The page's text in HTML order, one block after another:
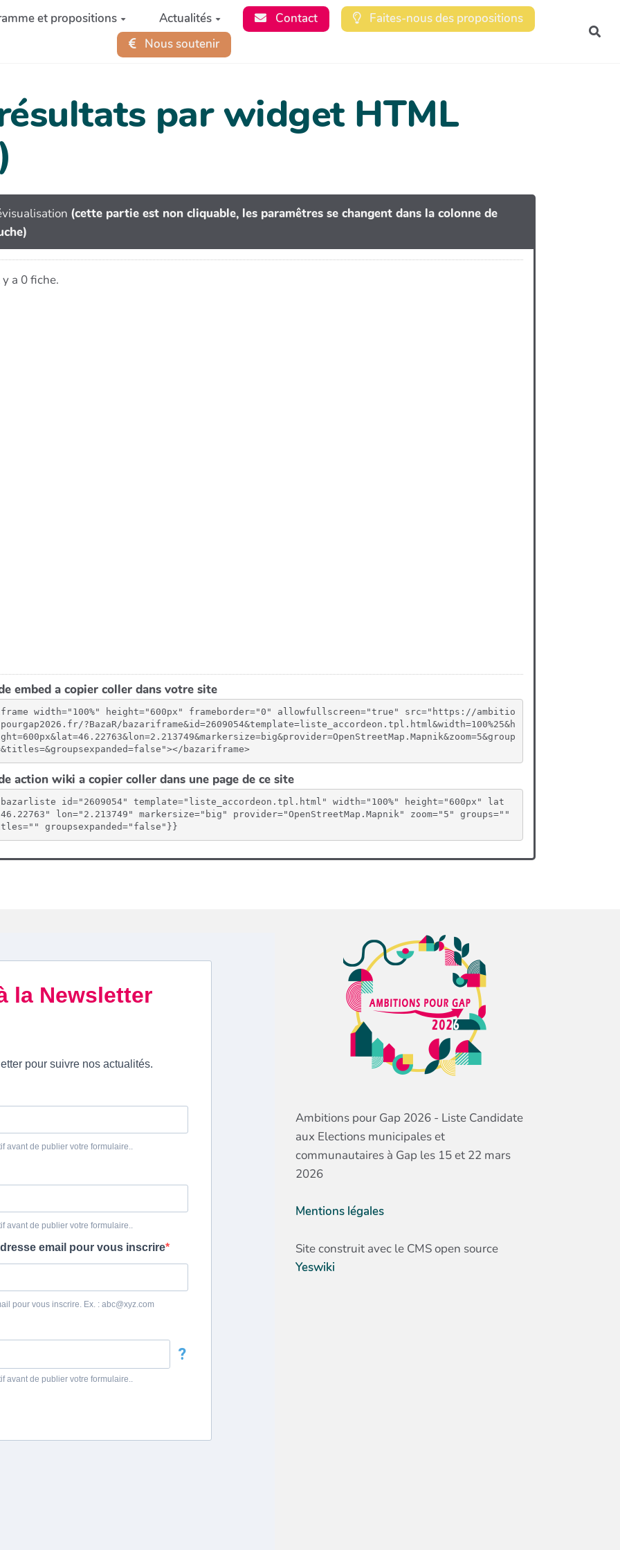
et propositions Actualités Contact
Faites-nous des propositions
Nous soutenir
par widget HTML
(cette partie est non cliquable, les paramêtres se changent dans la colonne de
embed a copier coller dans votre site
width="100%" height="600px" frameborder="0" allowfullscreen="true" src="https://ambitio
?BazaR/bazariframe&id=2609054&template=liste_accordeon.tpl.html&width=100%25&h
bazariframe>
action wiki a copier coller dans une page de ce site
id="2609054" template="liste_accordeon.tpl.html" width="100%" height="600px" lat
lon="2.213749" markersize="big" provider="OpenStreetMap.Mapnik" zoom="5" groups=""
groupsexpanded="false"}}
Ambitions pour Gap 2026 - Liste Candidate
aux Elections municipales et
communautaires à Gap les 15 et 22 mars
2026
Mentions légales
Site construit avec le CMS open source
Yeswiki